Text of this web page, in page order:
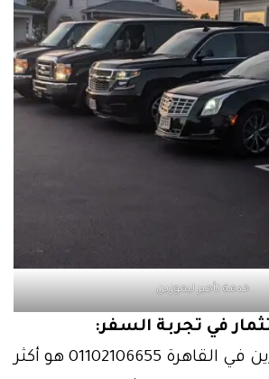
خدمة تأجير ليموزين
في تجربة السفر:
في القاهرة 01102106655 هو أكثر